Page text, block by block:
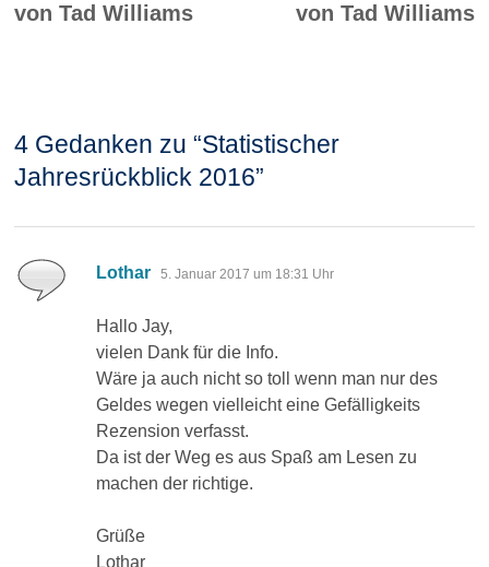
von Tad Williams
von Tad Williams
4 Gedanken zu “Statistischer
Jahresrückblick 2016”
Lothar sagt:
5. Januar 2017 um 18:31 Uhr
Hallo Jay,
vielen Dank für die Info.
Wäre ja auch nicht so toll wenn man nur des
Geldes wegen vielleicht eine Gefälligkeits
Rezension verfasst.
Da ist der Weg es aus Spaß am Lesen zu
machen der richtige.
Grüße
Lothar